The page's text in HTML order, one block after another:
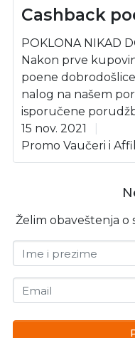
Cashback
POKLONA NIKAD
Nakon prve
poene
nalog na našem
isporučene
15 nov. 2021
Promo Vaučeri i
Želim obaveštenja o
Ime i prezime
Email